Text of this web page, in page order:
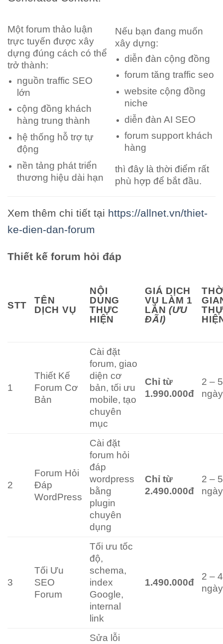
Một forum thảo luận
trực tuyến được xây
dựng đúng cách có thể
trở thành:
nguồn traffic SEO
lớn
cộng đồng khách
hàng trung thành
hệ thống hỗ trợ tự
động
nền tảng phát triển
thương hiệu dài hạn
Nếu bạn đang muốn
xây dựng:
diễn đàn cộng đồng
forum tăng traffic seo
website cộng đồng
niche
diễn đàn AI SEO
forum support khách
hàng
thì đây là thời điểm rất
phù hợp để bắt đầu.
Xem thêm chi tiết tại https://allnet.vn/thiet-
ke-dien-dan-forum
Thiết kế forum hỏi đáp
STT
TÊN
DỊCH VỤ
NỘI
DUNG
THỰC
HIỆN
GIÁ DỊCH
VỤ LÀM 1
LẦN(ƯU
ĐÃI)
1
Thiết Kế
Forum Cơ
Bản
Cài đặt
forum, giao
diện cơ
bản, tối ưu
mobile, tạo
chuyên
mục
Chỉ từ
1.990.000đ
2 – 5
ngày
2
Forum Hỏi
Đáp
WordPress
Cài đặt
forum hỏi
đáp
wordpress
bằng
plugin
chuyên
dụng
Chỉ từ
2.490.000đ
2 – 5
ngày
3
Tối Ưu
SEO
Forum
Tối ưu tốc
độ,
schema,
index
Google,
internal
link
1.490.000đ
2 – 4
ngày
Sửa lỗi